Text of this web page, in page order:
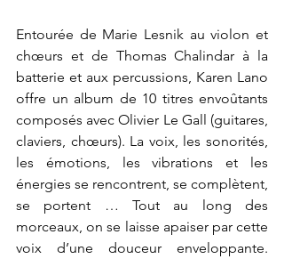
Entourée de Marie Lesnik au violon et
chœurs et de Thomas Chalindar à la
batterie et aux percussions, Karen Lano
offre un album de 10 titres envoûtants
composés avec Olivier Le Gall (guitares,
claviers, chœurs). La voix, les sonorités,
les émotions, les vibrations et les
énergies se rencontrent, se complètent,
se portent … Tout au long des
morceaux, on se laisse apaiser par cette
voix d’une douceur enveloppante.